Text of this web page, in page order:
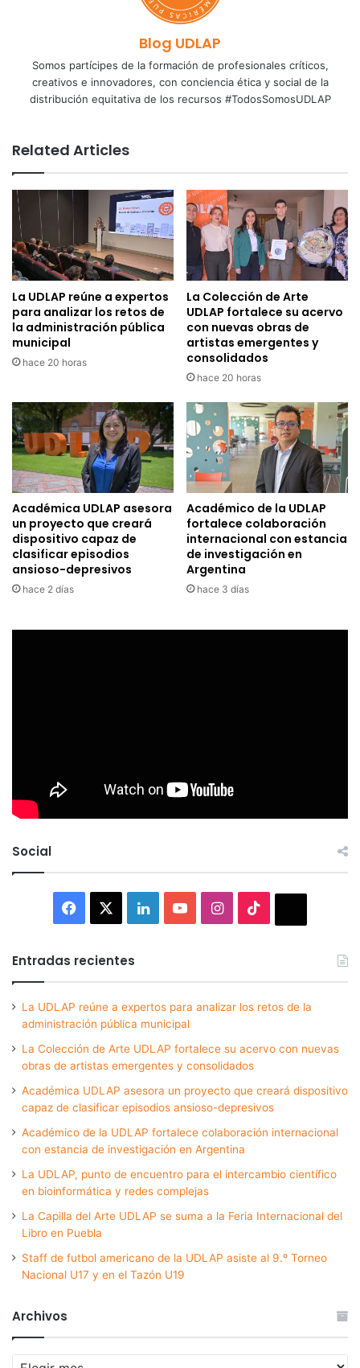
Blog UDLAP
Somos partícipes de la formación de profesionales críticos,
creativos e innovadores, con conciencia ética y social de la
distribución equitativa de los recursos #TodosSomosUDLAP
Related Articles
La UDLAP reúne a expertos
para analizar los retos de
la administración pública
municipal
hace 20 horas
La Colección de Arte
UDLAP fortalece su acervo
con nuevas obras de
artistas emergentes y
consolidados
hace 20 horas
Académica UDLAP asesora
un proyecto que creará
dispositivo capaz de
clasificar episodios
ansioso-depresivos
hace 2 días
Académico de la UDLAP
fortalece colaboración
internacional con estancia
de investigación en
Argentina
hace 3 días
Social
Facebook LinkedInYouTubeInstagram
Entradas recientes
La UDLAP reúne a expertos para analizar los retos de la
administración pública municipal
La Colección de Arte UDLAP fortalece su acervo con nuevas
obras de artistas emergentes y consolidados
Académica UDLAP asesora un proyecto que creará dispositivo
capaz de clasificar episodios ansioso-depresivos
Académico de la UDLAP fortalece colaboración internacional
con estancia de investigación en Argentina
La UDLAP, punto de encuentro para el intercambio científico
en bioinformática y redes complejas
La Capilla del Arte UDLAP se suma a la Feria Internacional del
Libro en Puebla
Staff de futbol americano de la UDLAP asiste al 9.º Torneo
Nacional U17 y en el Tazón U19
Archivos
Archivos